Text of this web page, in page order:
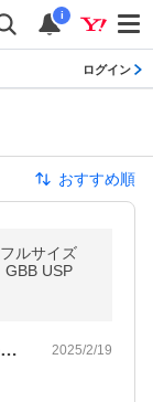
i
ログイン
おすすめ順
ルサイズ
GBB USP
組込はそれほど難しくなく、擦り合わせも… 2025/2/19